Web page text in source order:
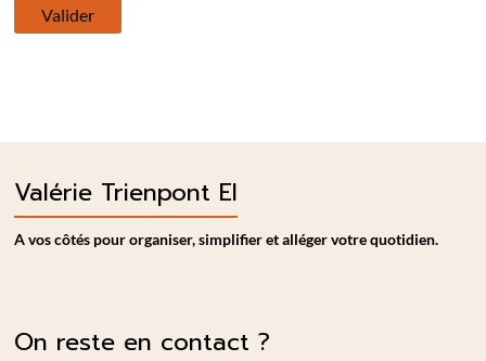
Valérie Trienpont EI
A vos côtés pour organiser, simplifier et alléger votre quotidien.
On reste en contact ?